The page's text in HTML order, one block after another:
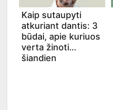
Kaip sutaupyti
atkuriant dantis: 3
būdai, apie kuriuos
verta žinoti
šiandien